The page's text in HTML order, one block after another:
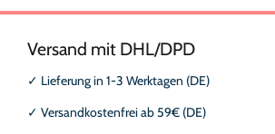
Versand mit DHL/DPD
✓ Lieferung in 1-3 Werktagen (DE)
✓ Versandkostenfrei ab 59€ (DE)